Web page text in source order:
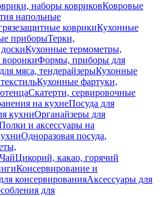
наборы ковриковКовровые
напольные
коврикиКухонные
приборыТерки,
Кухонные термометры,
Формы, приборы для
мяса, тендерайзерыКухонные
Кухонные фартуки,
Скатерти, сервировочные
на кухнеПосуда для
кухниОрганайзеры для
и аксессуары на
Одноразовая посуда,
ЧайЦикорий, какао, горячий
Консервирование и
консервированияАксессуары для
для